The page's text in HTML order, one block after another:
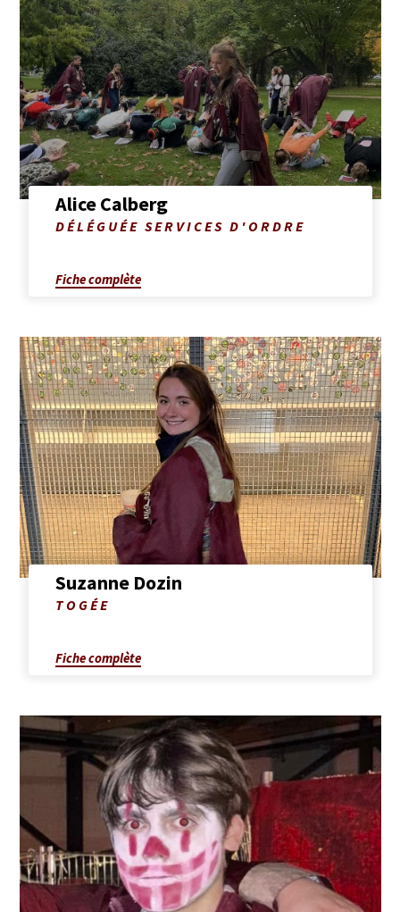
fiche
complète
de
Alice
Calberg
Photo
Calberg
Alice Calberg
DÉLÉGUÉE SERVICES D'ORDRE
Fiche complète
Afficher
la
fiche
complète
de
Suzanne
Dozin
PhotoSuzanne Dozin
TOGÉE
Fiche complète
Afficher
la
de
Paul
Lhermitte